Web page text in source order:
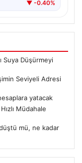
▼ -0.40%
Suya Düşürmeyi
Seviyeli Adresi
yatacak
Müdahale
mü, ne kadar